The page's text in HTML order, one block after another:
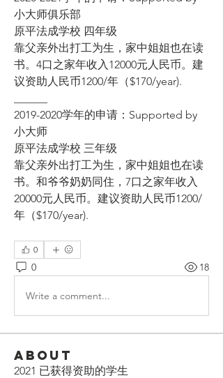
小大师俱乐部
原平法成学校 四年级
靠父亲外出打工为生，家中姐姐也在读
书。4口之家年收入12000元人民币。建
议资助人民币1200/年（$170/year).
2019-2020学年的申请：Supported by
小大师
原平法成学校 三年级
靠父亲外出打工为生，家中姐姐也在读
书。和爷爷奶奶同住，7口之家年收入
20000元人民币。建议资助人民币1200/
年（$170/year).
0
0 18
Write a comment...
About
2021 已获得资助的学生